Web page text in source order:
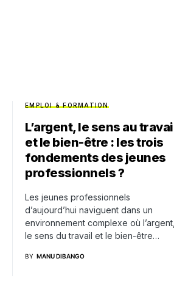
EMPLOI & FORMATION
L’argent, le sens au
et le bien-être : les trois
fondements des jeunes
professionnels ?
Les jeunes professionnels
d’aujourd’hui naviguent dans un
environnement complexe où l’argent,
le sens du travail et le bien-être…
BY MANU DIBANGO